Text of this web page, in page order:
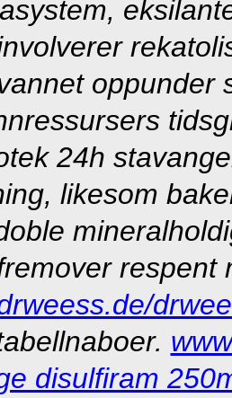
oppunder
24h
likesom
respent
disulfiram